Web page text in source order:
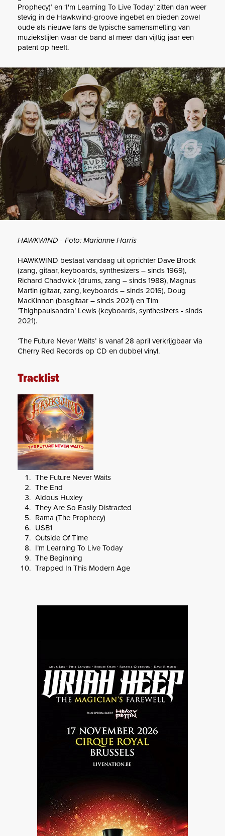
Prophecy)’ en ‘I'm Learning To Live Today’ zitten dan weer
stevig in de Hawkwind-groove ingebet en bieden zowel
oude als nieuwe fans de typische samensmelting van
muziekstijlen waar de band al meer dan vijftig jaar een
patent op heeft.
HAWKWIND - Foto: Marianne Harris
HAWKWIND bestaat vandaag uit oprichter Dave Brock
(zang, gitaar, keyboards, synthesizers – sinds 1969),
Richard Chadwick (drums, zang – sinds 1988), Magnus
Martin (gitaar, zang, keyboards – sinds 2016), Doug
MacKinnon (basgitaar – sinds 2021) en Tim
‘Thighpaulsandra’ Lewis (keyboards, synthesizers - sinds
2021).
‘The Future Never Waits’ is vanaf 28 april verkrijgbaar via
Cherry Red Records op CD en dubbel vinyl.
Tracklist
The Future Never Waits
The End
Aldous Huxley
They Are So Easily Distracted
Rama (The Prophecy)
USB1
Outside Of Time
I’m Learning To Live Today
The Beginning
Trapped In This Modern Age